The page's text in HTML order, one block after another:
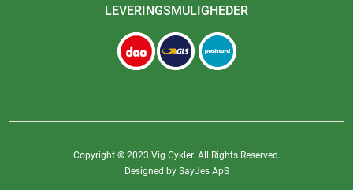
LEVERINGSMULIGHEDER
Copyright © 2023 Vig Cykler. All Rights Reserved.
Designed by SayJes ApS